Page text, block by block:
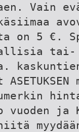
Vain
on 5 €.
tai-
vuoden ja